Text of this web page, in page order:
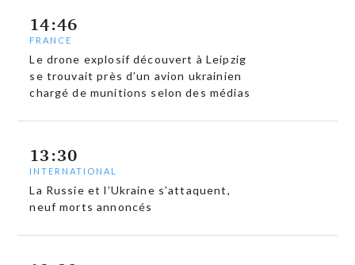
14:46
FRANCE
Le drone explosif découvert à Leipzig
se trouvait près d’un avion ukrainien
chargé de munitions selon des médias
13:30
INTERNATIONAL
La Russie et l’Ukraine s’attaquent,
neuf morts annoncés